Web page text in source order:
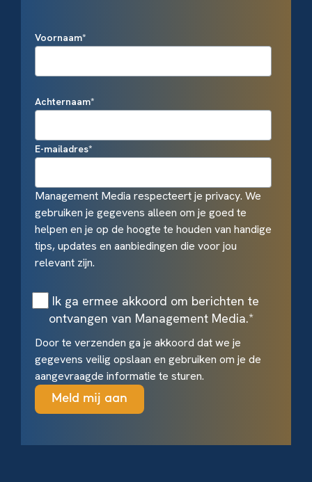
Voornaam*
Achternaam*
E-mailadres*
Management Media respecteert je privacy. We
gebruiken je gegevens alleen om je goed te
helpen en je op de hoogte te houden van handige
tips, updates en aanbiedingen die voor jou
relevant zijn.
Ik ga ermee akkoord om berichten te
ontvangen van Management Media.*
Door te verzenden ga je akkoord dat we je
gegevens veilig opslaan en gebruiken om je de
aangevraagde informatie te sturen.